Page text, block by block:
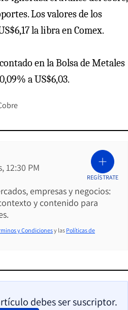
Los valores de los
la libra en Comex.
en la Bolsa de Metales
a US$6,03.
12:30 PM
empresas y negocios:
y contenido para
REGÍSTRATE
y Condicionesy las Políticas de
debes ser suscriptor.